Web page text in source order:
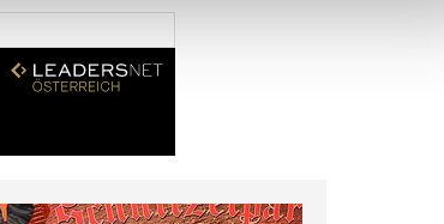
Funktionen für soziale Medien anbieten zu können
weiter. Unsere Partner führen diese Informationen
haben oder die sie im Rahmen Ihrer Nutzung